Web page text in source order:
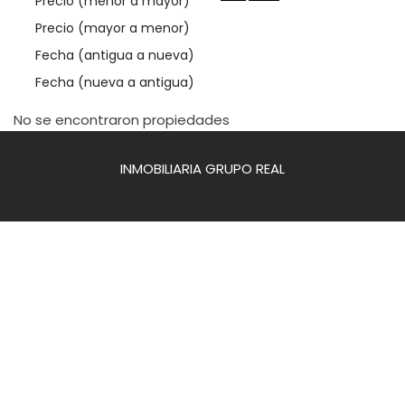
Precio (mayor a menor)
Fecha (antigua a nueva)
Fecha (nueva a antigua)
No se encontraron propiedades
INMOBILIARIA GRUPO REAL